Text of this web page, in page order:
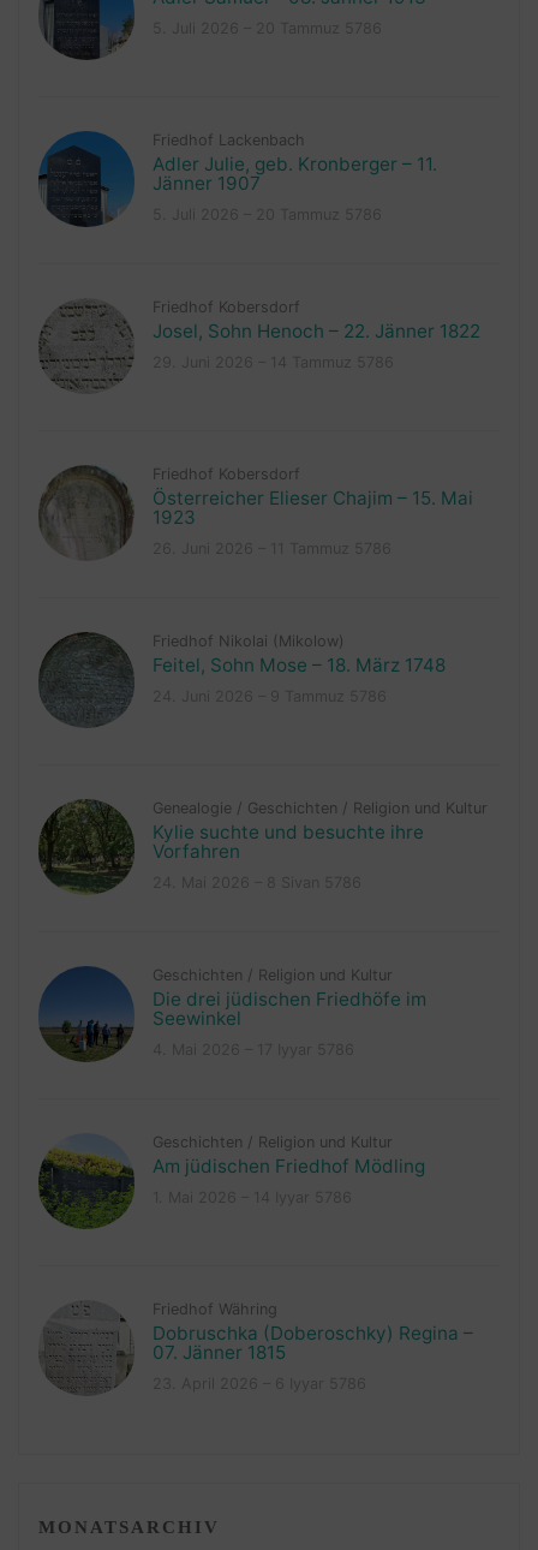
Friedhof Lackenbach
Adler Julie, geb. Kronberger – 11.
Jänner 1907
Friedhof Kobersdorf
Josel, Sohn Henoch – 22. Jänner 1822
Friedhof Kobersdorf
Österreicher Elieser Chajim – 15. Mai
1923
Friedhof Nikolai (Mikolow)
Feitel, Sohn Mose – 18. März 1748
Genealogie / Geschichten / Religion und Kultur
Kylie suchte und besuchte ihre
Vorfahren
Geschichten / Religion und Kultur
Die drei jüdischen Friedhöfe im
Seewinkel
Geschichten / Religion und Kultur
Am jüdischen Friedhof Mödling
Friedhof Währing
Dobruschka (Doberoschky) Regina –
07. Jänner 1815
MONATSARCHIV